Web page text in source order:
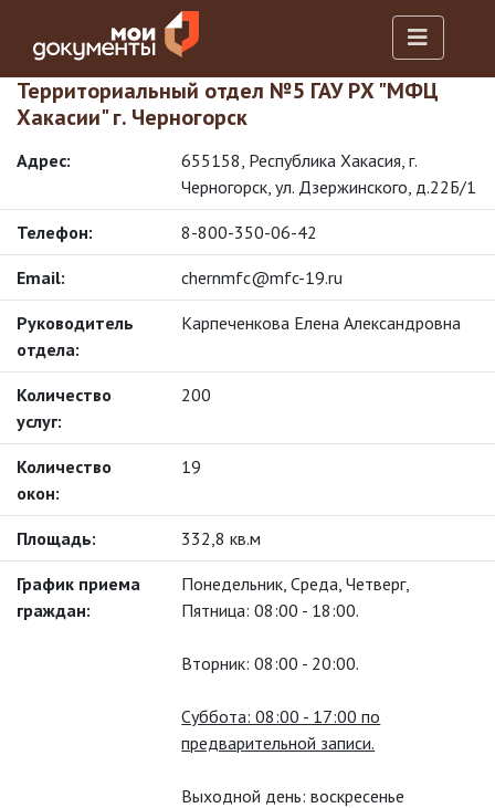
Территориальный отдел №5 ГАУ РХ "МФЦ
Хакасии" г. Черногорск
Адрес:
655158, Республика Хакасия, г.
Черногорск, ул. Дзержинского, д.22Б/1
Телефон: 8-800-350-06-42
Email: chernmfc@mfc-19.ru
Руководитель
отдела:
Карпеченкова Елена Александровна
Количество
услуг:
200
Количество
окон:
19
Площадь: 332,8 кв.м
График приема
граждан:
Понедельник, Среда, Четверг,
Пятница: 08:00 - 18:00.
Вторник: 08:00 - 20:00.
Суббота: 08:00 - 17:00 по
предварительной записи.
Выходной день: воскресенье